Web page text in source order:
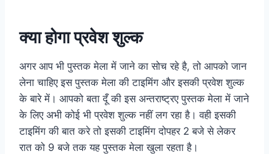
क्या होगा प्रवेश शुल्क
अगर आप भी पुस्तक मेला में जाने का सोच रहे है, तो आपको जान
लेना चाहिए इस पुस्तक मेला की टाइमिंग और इसकी प्रवेश शुल्क
के बारे में। आपको बता दूँ की इस अन्तराष्ट्रए पुस्तक मेला में जाने
के लिए अभी कोई भी प्रवेश शुल्क नहीं लग रहा है। वही इसकी
टाइमिंग की बात करे तो इसकी टाइमिंग दोपहर 2 बजे से लेकर
रात को 9 बजे तक यह पुस्तक मेला खुला रहता है।